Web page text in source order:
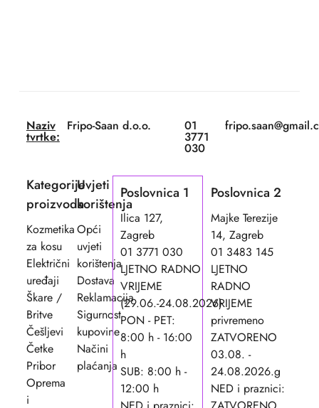
Naziv
tvrtke:
Fripo-Saan d.o.o. 01
3771
030
Kategorije
proizvoda
Kozmetika
za kosu
Električni
uređaji
Škare /
Britve
Češljevi
Četke
Pribor
Oprema
i
Uvjeti
korištenja
Opći
uvjeti
korištenja
Dostava
Reklamacija
Sigurnost
kupovine
Načini
plaćanja
Poslovnica 1
Ilica 127,
Zagreb
01 3771 030
LJETNO RADNO
VRIJEME
(29.06.-24.08.2026)
PON - PET:
8:00 h - 16:00
h
SUB: 8:00 h -
12:00 h
Poslovnica 2
Majke Terezije
14, Zagreb
01 3483 145
LJETNO
RADNO
VRIJEME
privremeno
ZATVORENO
03.08. -
24.08.2026.g
NED i praznici: